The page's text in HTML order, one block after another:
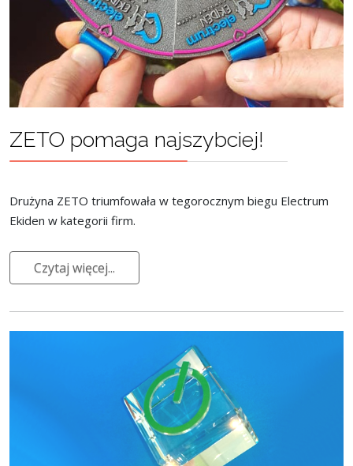
ZETO pomaga najszybciej!
Drużyna ZETO triumfowała w tegorocznym biegu Electrum
Ekiden w kategorii firm.
Czytaj więcej...